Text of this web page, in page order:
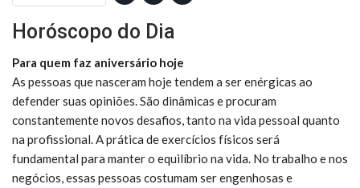
Horóscopo do Dia
Para quem faz aniversário hoje
As pessoas que nasceram hoje tendem a ser enérgicas ao
defender suas opiniões. São dinâmicas e procuram
constantemente novos desafios, tanto na vida pessoal quanto
na profissional. A prática de exercícios físicos será
fundamental para manter o equilíbrio na vida. No trabalho e nos
negócios, essas pessoas costumam ser engenhosas e